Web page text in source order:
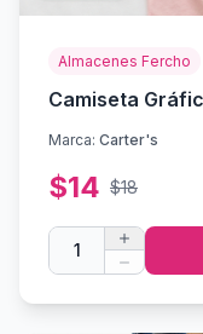
Almacenes Fercho
Camiseta
Marca: Carter's
$14 $18
1